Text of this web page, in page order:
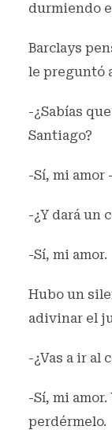
durmiendo
Barclays
le preguntó
-¿Sabías
Santiago?
-Sí, mi amor
-¿Y dará un
-Sí, mi amor.
Hubo un
adivinar el
-¿Vas a ir al
-Sí, mi amor.
perdérmelo.